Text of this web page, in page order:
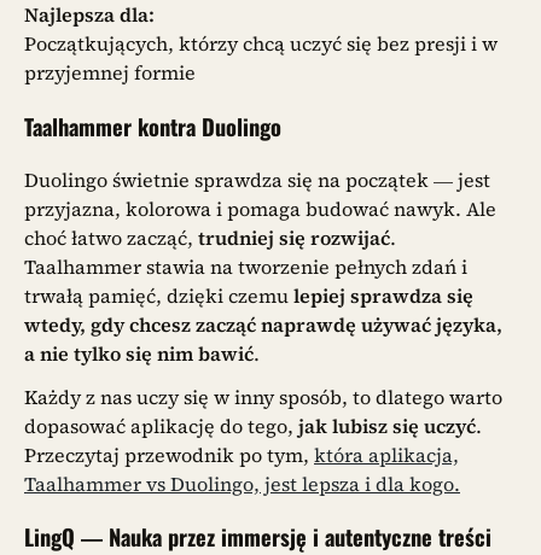
Najlepsza dla:
Początkujących, którzy chcą uczyć się bez presji i w
przyjemnej formie
Taalhammer kontra Duolingo
Duolingo świetnie sprawdza się na początek — jest
przyjazna, kolorowa i pomaga budować nawyk. Ale
choć łatwo zacząć, trudniej się rozwijać.
Taalhammer stawia na tworzenie pełnych zdań i
trwałą pamięć, dzięki czemulepiej sprawdza się
wtedy, gdy chcesz zacząć naprawdę używać języka,
a nie tylko się nim bawić.
Każdy z nas uczy się w inny sposób, to dlatego warto
dopasować aplikację do tego, jak lubisz się uczyć.
Przeczytaj przewodnik po tym, która aplikacja,
Taalhammer vs Duolingo, jest lepsza i dla kogo.
LingQ — Nauka przez immersję i autentyczne treści